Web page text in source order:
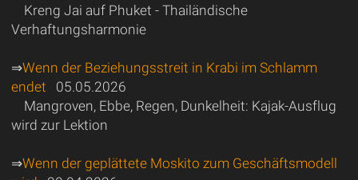
Kreng Jai auf Phuket - Thailändische
Verhaftungsharmonie
⇒Wenn der Beziehungsstreit in Krabi im Schlamm
endet 05.05.2026
Mangroven, Ebbe, Regen, Dunkelheit: Kajak-Ausflug
wird zur Lektion
⇒Wenn der geplättete Moskito zum Geschäftsmodell